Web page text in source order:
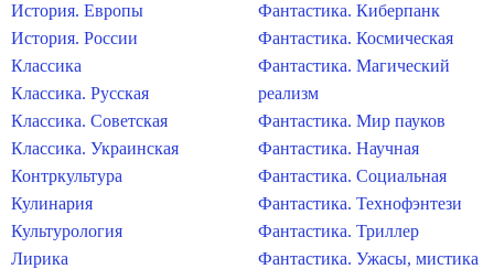
История. Европы
История. России
Классика
Классика. Русская
Классика. Советская
Классика. Украинская
Контркультура
Кулинария
Культурология
Лирика
Фантастика. Киберпанк
Фантастика. Космическая
Фантастика. Магический
реализм
Фантастика. Мир пауков
Фантастика. Научная
Фантастика. Социальная
Фантастика. Технофэнтези
Фантастика. Триллер
Фантастика. Ужасы, мистика